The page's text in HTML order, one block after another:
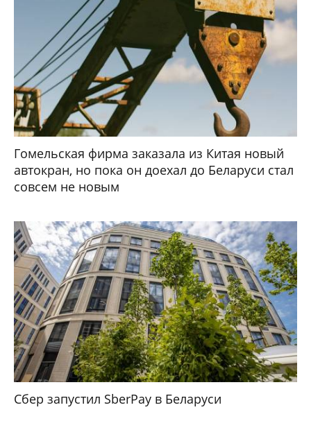
Гомельская фирма заказала из Китая новый
автокран, но пока он доехал до Беларуси стал
совсем не новым
Сбер запустил SberPay в Беларуси